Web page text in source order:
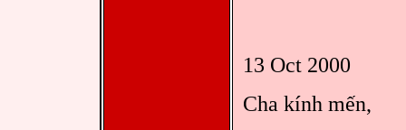
13 Oct 2000
Cha kính mến,